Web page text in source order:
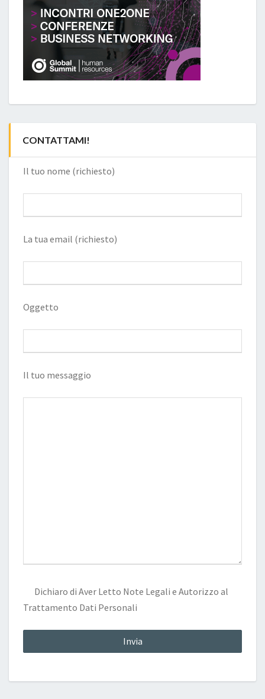
CONTATTAMI!
Il tuo nome (richiesto)
La tua email (richiesto)
Oggetto
Il tuo messaggio
Dichiaro di Aver Letto Note Legali e Autorizzo al
Trattamento Dati Personali